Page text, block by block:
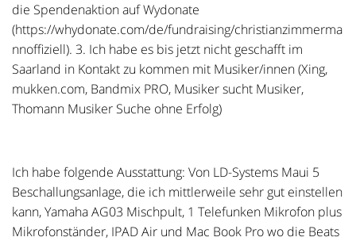
die Spendenaktion auf Wydonate
(https://whydonate.com/de/fundraising/christianzimmerma
nnoffiziell). 3. Ich habe es bis jetzt nicht geschafft im
Saarland in Kontakt zu kommen mit Musiker/innen (Xing,
mukken.com, Bandmix PRO, Musiker sucht Musiker,
Thomann Musiker Suche ohne Erfolg)
Ich habe folgende Ausstattung: Von LD-Systems Maui 5
Beschallungsanlage, die ich mittlerweile sehr gut einstellen
kann, Yamaha AG03 Mischpult, 1 Telefunken Mikrofon plus
Mikrofonständer, IPAD Air und Mac Book Pro wo die Beats